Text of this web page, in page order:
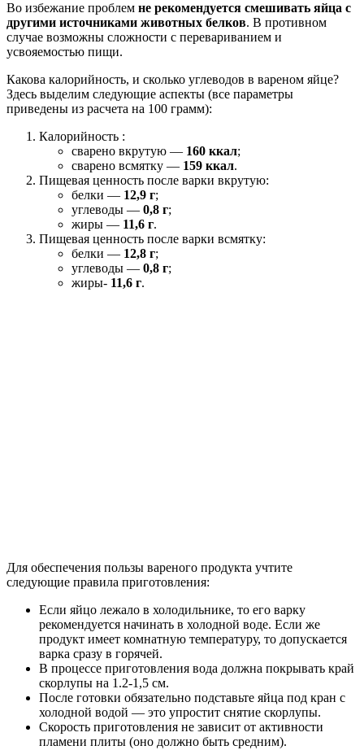
Во избежание проблем не рекомендуется смешивать яйца с
другими источниками животных белков. В противном
случае возможны сложности с перевариванием и
усвояемостью пищи.
Какова калорийность, и сколько углеводов в вареном яйце?
Здесь выделим следующие аспекты (все параметры
приведены из расчета на 100 грамм):
Калорийность :
сварено вкрутую — 160 ккал;
сварено всмятку — 159 ккал.
Пищевая ценность после варки вкрутую:
белки — 12,9 г;
углеводы — 0,8 г;
жиры — 11,6 г.
Пищевая ценность после варки всмятку:
белки — 12,8 г;
углеводы — 0,8 г;
жиры- 11,6 г.
Для обеспечения пользы вареного продукта учтите
следующие правила приготовления:
Если яйцо лежало в холодильнике, то его варку
рекомендуется начинать в холодной воде. Если же
продукт имеет комнатную температуру, то допускается
варка сразу в горячей.
В процессе приготовления вода должна покрывать край
скорлупы на 1.2-1,5 см.
После готовки обязательно подставьте яйца под кран с
холодной водой — это упростит снятие скорлупы.
Скорость приготовления не зависит от активности
пламени плиты (оно должно быть средним).